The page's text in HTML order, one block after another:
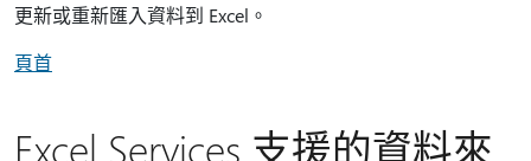
更新或重新匯入資料到 Excel。
頁首
Excel Services 支援的資料來